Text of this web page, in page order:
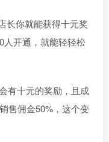
长你就能获得十元奖
人开通，就能轻轻松
有十元的奖励，且成
售佣金50%，这个变